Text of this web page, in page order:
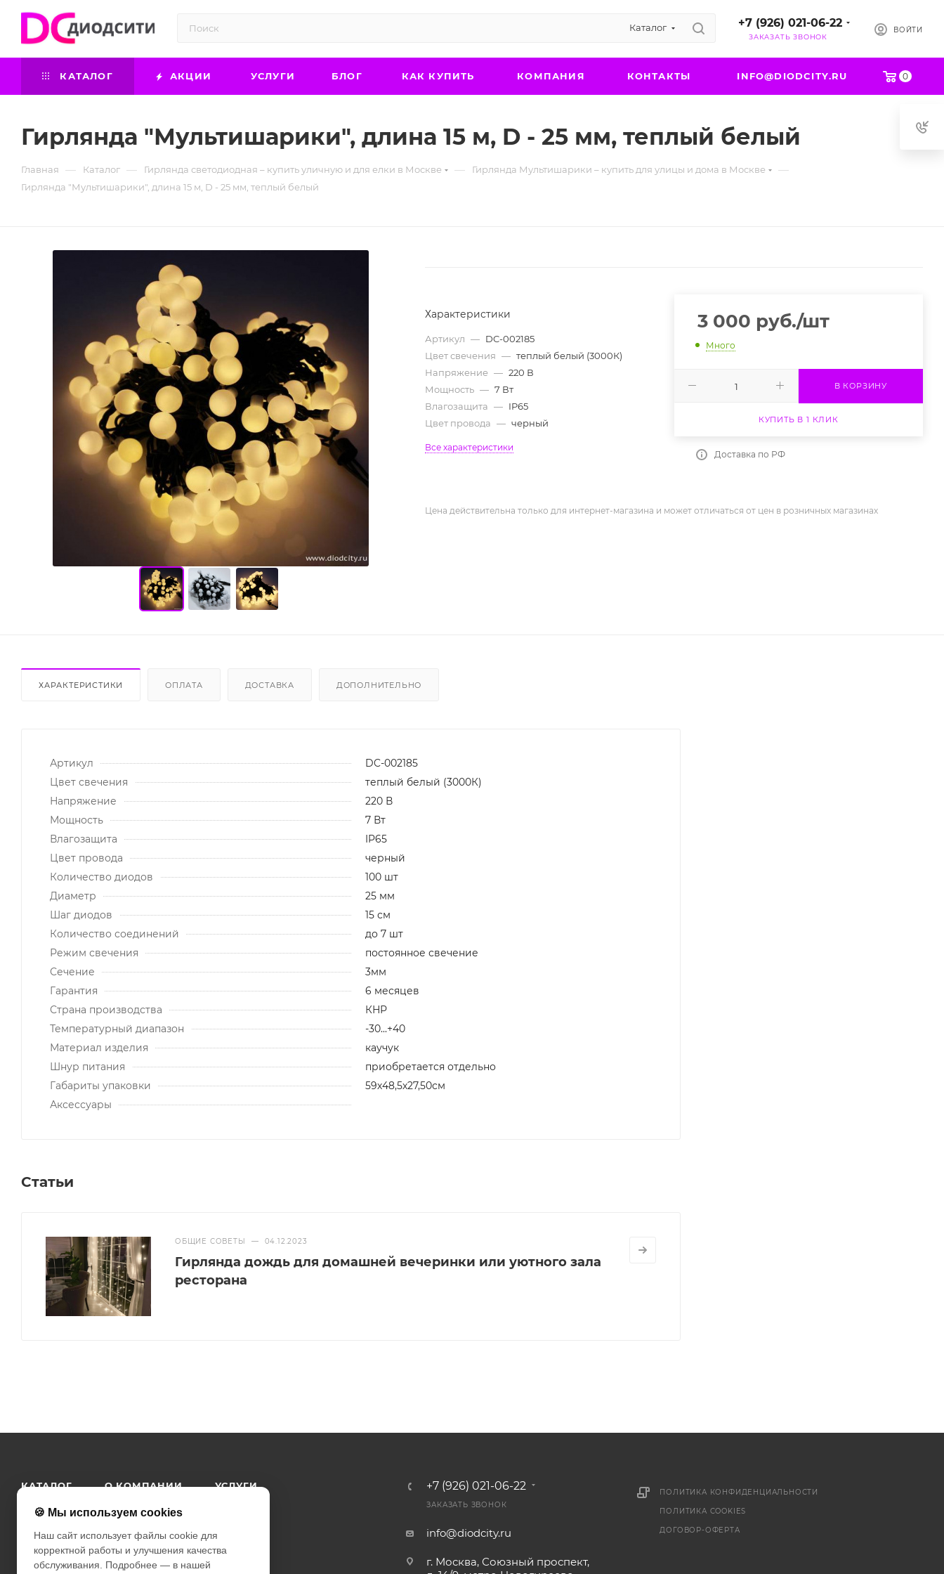
Каталог +7 (926) 021-06-22
ЗАКАЗАТЬ ЗВОНОК
ВОЙТИ
0
КАТАЛОГ АКЦИИ УСЛУГИ БЛОГ КАК КУПИТЬ КОМПАНИЯ КОНТАКТЫ INFO@DIODCITY.RU
Гирлянда "Мультишарики", длина 15 м, D - 25 мм, теплый белый
Главная — Каталог — Гирлянда светодиодная – купить уличную и для елки в Москве — Гирлянда Мультишарики – купить для улицы и дома в Москве —
Гирлянда "Мультишарики", длина 15 м, D - 25 мм, теплый белый
Характеристики
Артикул — DC-002185
Цвет свечения — теплый белый (3000К)
Напряжение — 220 В
Мощность — 7 Вт
Влагозащита — IP65
Цвет провода — черный
Все характеристики
3 000 руб./шт
Много
В КОРЗИНУ
КУПИТЬ В 1 КЛИК
Доставка по РФ
Цена действительна только для интернет-магазина и может отличаться от цен в розничных магазинах
ХАРАКТЕРИСТИКИ ОПЛАТА ДОСТАВКА ДОПОЛНИТЕЛЬНО
Артикул
DC-002185
Цвет свечения
теплый белый (3000К)
Напряжение
220 В
Мощность
7 Вт
Влагозащита
IP65
Цвет провода
черный
Количество диодов
100 шт
Диаметр
25 мм
Шаг диодов
15 см
Количество соединений
до 7 шт
Режим свечения
постоянное свечение
Сечение
3мм
Гарантия
6 месяцев
Страна производства
КНР
Температурный диапазон
-30...+40
Материал изделия
каучук
Шнур питания
приобретается отдельно
Габариты упаковки
59х48,5х27,50см
Аксессуары
Статьи
ОБЩИЕ СОВЕТЫ — 04.12.2023
Гирлянда дождь для домашней вечеринки или уютного зала
ресторана
КАТАЛОГ О КОМПАНИИ УСЛУГИ
КАК КУПИТЬ КОНТАКТЫ
+7 (926) 021-06-22
ЗАКАЗАТЬ ЗВОНОК
info@diodcity.ru
г. Москва, Союзный проспект,
ПОЛИТИКА КОНФИДЕНЦИАЛЬНОСТИ
ПОЛИТИКА COOKIES
ДОГОВОР-ОФЕРТА
🍪 Мы используем cookies
Наш сайт использует файлы cookie для
корректной работы и улучшения качества
обслуживания. Подробнее — в нашей